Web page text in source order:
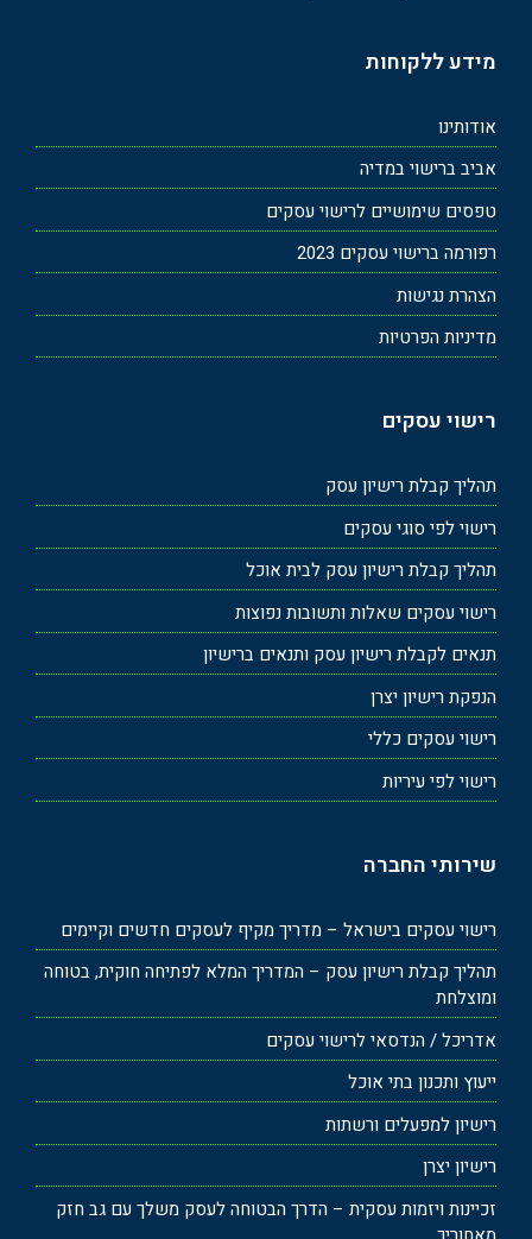
מידע ללקוחות
אודותינו
אביב ברישוי במדיה
טפסים שימושיים לרישוי עסקים
רפורמה ברישוי עסקים 2023
הצהרת נגישות
מדיניות הפרטיות
רישוי עסקים
תהליך קבלת רישיון עסק
רישוי לפי סוגי עסקים
תהליך קבלת רישיון עסק לבית אוכל
רישוי עסקים שאלות ותשובות נפוצות
תנאים לקבלת רישיון עסק ותנאים ברישיון
הנפקת רישיון יצרן
רישוי עסקים כללי
רישוי לפי עיריות
שירותי החברה
רישוי עסקים בישראל – מדריך מקיף לעסקים חדשים וקיימים
תהליך קבלת רישיון עסק – המדריך המלא לפתיחה חוקית, בטוחה
ומוצלחת
אדריכל / הנדסאי לרישוי עסקים
ייעוץ ותכנון בתי אוכל
רישיון למפעלים ורשתות
רישיון יצרן
זכיינות ויזמות עסקית – הדרך הבטוחה לעסק משלך עם גב חזק